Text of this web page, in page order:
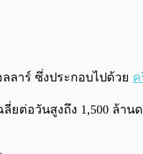
ลาร์ ซึ่งประกอบไปด้วย ค
อวันสูงถึง 1,500 ล้า